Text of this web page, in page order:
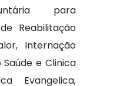
para
Reabilitação
Internação
e Clinica
Evangelica,